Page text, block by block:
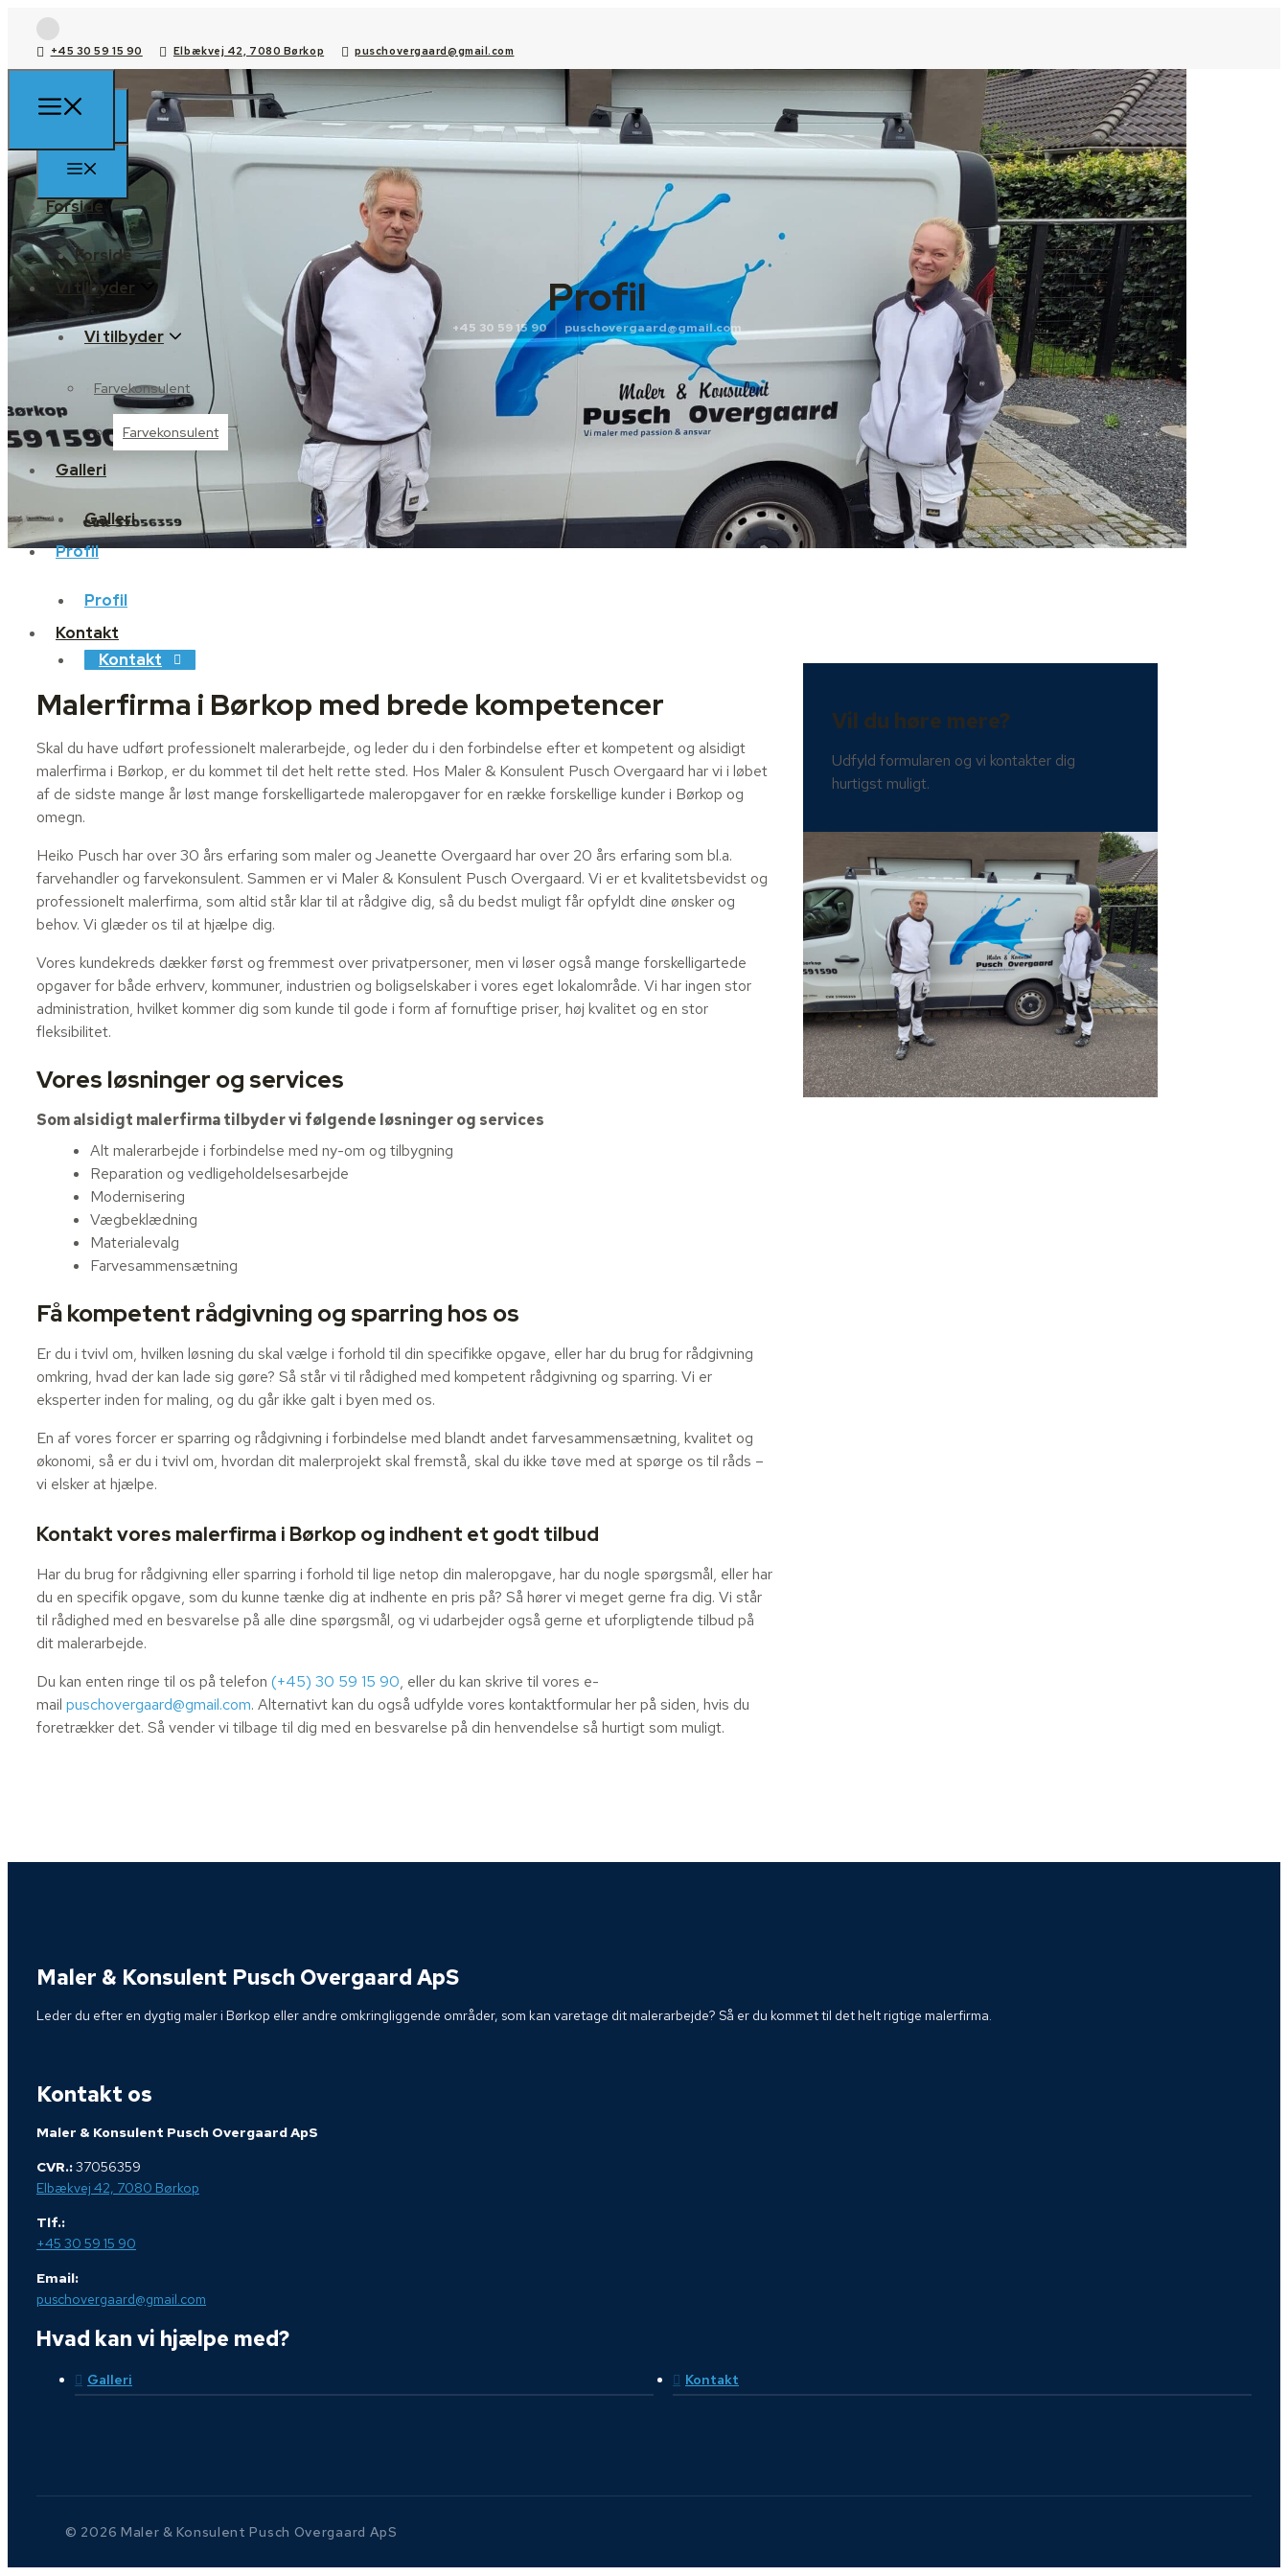
+45 30 59 15 90 Elbækvej 42, 7080 Børkop puschovergaard@gmail.com
Forside
Vi tilbyder
Farvekonsulent
Galleri
Profil
Kontakt
Forside
Vi tilbyder
Farvekonsulent
Galleri
Profil
Kontakt
Profil
+45 30 59 15 90 puschovergaard@gmail.com
Malerfirma i Børkop med brede kompetencer​
​Skal du have udført professionelt malerarbejde, og leder du i den forbindelse efter et kompetent og alsidigt
malerfirma i Børkop, er du kommet til det helt rette sted. Hos Maler & Konsulent Pusch Overgaard har vi i løbet
af de sidste mange år løst mange forskelligartede maleropgaver for en række forskellige kunder i Børkop og
omegn.
Heiko Pusch har over 30 års erfaring som maler og Jeanette Overgaard har over 20 års erfaring som bl.a.
farvehandler og farvekonsulent. Sammen er vi Maler & Konsulent Pusch Overgaard. Vi er et kvalitetsbevidst og
professionelt malerfirma, som altid står klar til at rådgive dig, så du bedst muligt får opfyldt dine ønsker og
behov. Vi glæder os til at hjælpe dig.​
Vores kundekreds dækker først og fremmest over privatpersoner, men vi løser også mange forskelligartede
opgaver for både erhverv, kommuner, industrien og boligselskaber i vores eget lokalområde. Vi har ingen stor
administration, hvilket kommer dig som kunde til gode i form af fornuftige priser, høj kvalitet og en stor
fleksibilitet.
Vores løsninger og services
​Som alsidigt malerfirma tilbyder vi følgende løsninger og services
Alt malerarbejde i forbindelse med ny-om og tilbygning
Reparation og vedligeholdelsesarbejde​
Modernisering​
Vægbeklædning
Materialevalg
Farvesammensætning
Få kompetent rådgivning og sparring hos os
​Er du i tvivl om, hvilken løsning du skal vælge i forhold til din specifikke opgave, eller har du brug for rådgivning
omkring, hvad der kan lade sig gøre? Så står vi til rådighed med kompetent rådgivning og sparring. Vi er
eksperter inden for maling, og du går ikke galt i byen med os.
En af vores forcer er sparring og rådgivning i forbindelse med blandt andet farvesammensætning, kvalitet og
økonomi, så er du i tvivl om, hvordan dit malerprojekt skal fremstå, skal du ikke tøve med at spørge os til råds –
vi elsker at hjælpe.
​Kontakt vores malerfirma i Børkop og indhent et godt tilbud
​Har du brug for rådgivning eller sparring i forhold til lige netop din maleropgave, har du nogle spørgsmål, eller har
du en specifik opgave, som du kunne tænke dig at indhente en pris på? Så hører vi meget gerne fra dig. Vi står
til rådighed med en besvarelse på alle dine spørgsmål, og vi udarbejder også gerne et uforpligtende tilbud på
dit malerarbejde.
Du kan enten ringe til os på telefon (+45) 30 59 15 90, eller du kan skrive til vores e-
mail puschovergaard@gmail.com. Alternativt kan du også udfylde vores kontaktformular her på siden, hvis du
foretrækker det. Så vender vi tilbage til dig med en besvarelse på din henvendelse så hurtigt som muligt.
Vil du høre mere?
Udfyld formularen og vi kontakter dig
hurtigst muligt.
Maler & Konsulent Pusch Overgaard ApS
Leder du efter en dygtig maler i Børkop eller andre omkringliggende områder, som kan varetage dit malerarbejde? Så er du kommet til det helt rigtige malerfirma.
Kontakt os
Maler & Konsulent Pusch Overgaard ApS
CVR.:37056359
Elbækvej 42, 7080 Børkop
Tlf.:
+45 30 59 15 90
Email:
puschovergaard@gmail.com
Hvad kan vi hjælpe med?
Galleri Kontakt
© 2026 Maler & Konsulent Pusch Overgaard ApS